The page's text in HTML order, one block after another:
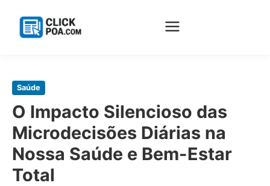
Pular
conteúdo
principal
Saúde
O Impacto Silencioso das
Microdecisões Diárias na
Nossa Saúde e Bem-Estar
Total